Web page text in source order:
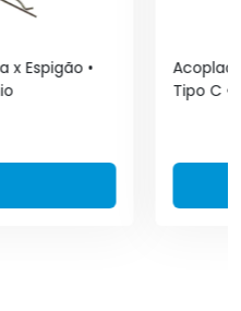
x Espigão •
Tipo C •